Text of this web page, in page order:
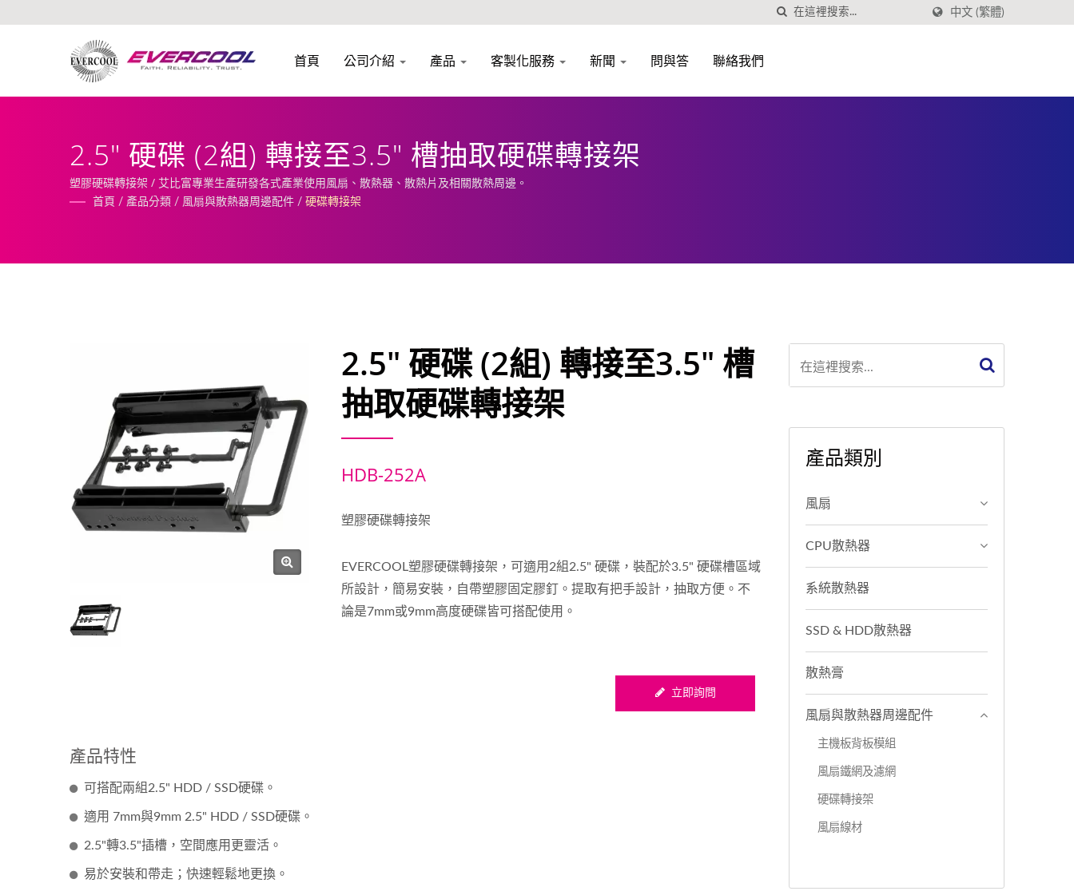
中文 (繁體)
首頁 公司介紹 產品 客製化服務 新聞 問與答 聯絡我們
2.5" 硬碟 (2組) 轉接至3.5" 槽抽取硬碟轉接架
塑膠硬碟轉接架 / 艾比富專業生產研發各式產業使用風扇、散熱器、散熱片及相關散熱周邊。
首頁 / 產品分類 / 風扇與散熱器周邊配件 / 硬碟轉接架
2.5" 硬碟 (2組) 轉接至3.5" 槽
抽取硬碟轉接架
HDB-252A
塑膠硬碟轉接架
EVERCOOL塑膠硬碟轉接架，可適用2組2.5" 硬碟，裝配於3.5" 硬碟槽區域
所設計，簡易安裝，自帶塑膠固定膠釘。提取有把手設計，抽取方便。不
論是7mm或9mm高度硬碟皆可搭配使用。
立即詢問
產品特性
可搭配兩組2.5" HDD / SSD硬碟。
適用 7mm與9mm 2.5" HDD / SSD硬碟。
2.5"轉3.5"插槽，空間應用更靈活。
易於安裝和帶走；快速輕鬆地更換。
產品類別
風扇
CPU散熱器
系統散熱器
SSD & HDD散熱器
散熱膏
風扇與散熱器周邊配件
主機板背板模組
風扇鐵網及濾網
硬碟轉接架
風扇線材